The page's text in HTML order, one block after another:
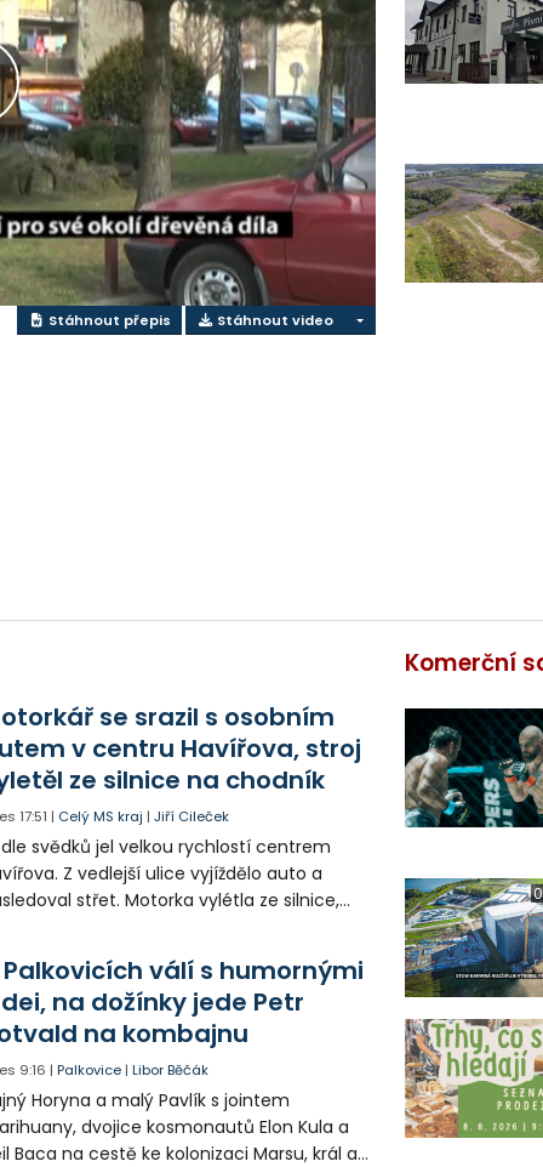
Stáhnout přepis Stáhnout video
se srazil s osobním
v centru Havířova, stroj
ze silnice na chodník
17:51 | Celý MS kraj |Jiří Cileček
svědků jel velkou rychlostí centrem
Z vedlejší ulice vyjíždělo auto a
střet. Motorka vylétla ze silnice,
přepraven do nemocnice.
Palkovicích válí s humornými
na dožínky jede Petr
na kombajnu
9:16 |Palkovice |Libor Běčák
Horyna a malý Pavlík s jointem
dvojice kosmonautů Elon Kula a
Baca na cestě ke kolonizaci Marsu, král a
Komerční